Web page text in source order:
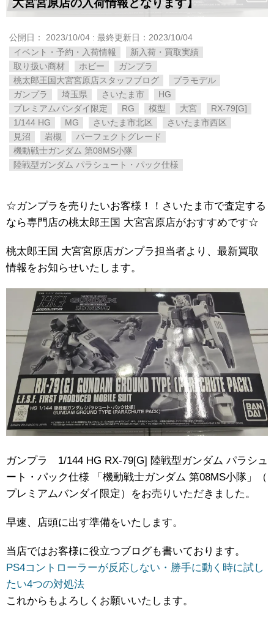
大宮宮原店の入荷情報となります】
公開日： 2023/10/04 : 最終更新日：2023/10/04
イベント・予約・入荷情報
新入荷・買取実績
取り扱い商材
ホビー
ガンプラ
桃太郎王国大宮宮原店スタッフブログ
プラモデル
ガンプラ
埼玉県 さいたま市
HG
プレミアムバンダイ限定
RG 模型 大宮
RX-79[G]
1/144 ​HG
MG さいたま市北区
さいたま市西区
見沼
岩槻
パーフェクトグレード
機動戦士ガンダム ​第08MS小隊
陸戦型ガンダム ​パラシュート・パック仕様
☆ガンプラを売りたいお客様！！さいたま市で査定する
なら専門店の桃太郎王国 大宮宮原店がおすすめです☆
桃太郎王国 大宮宮原店ガンプラ担当者より、最新買取
情報をお知らせいたします。
ガンプラ 1/144 ​HG ​RX-79[G] ​陸戦型ガンダム ​パラシュ
ート・パック仕様 ​「機動戦士ガンダム ​第08MS小隊」（​
プレミアムバンダイ限定）をお売りいただきました。
早速、店頭に出す準備をいたします。
当店ではお客様に役立つブログも書いております。
PS4コントローラーが反応しない・勝手に動く時に試し
たい4つの対処法
これからもよろしくお願いいたします。